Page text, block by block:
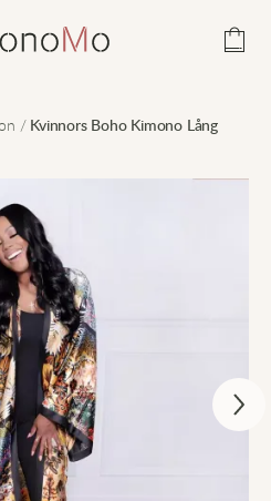
/ Kvinnors Boho Kimono Lång